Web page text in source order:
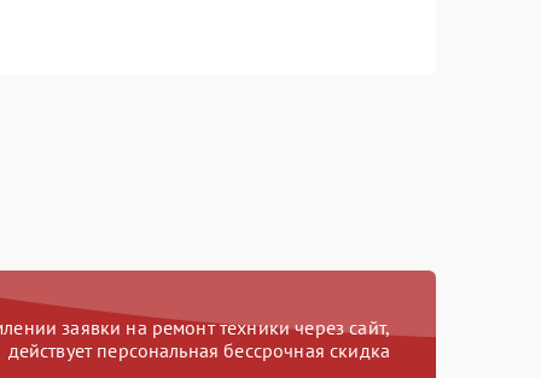
заявки на ремонт техники через сайт,
действует персональная бессрочная скидка